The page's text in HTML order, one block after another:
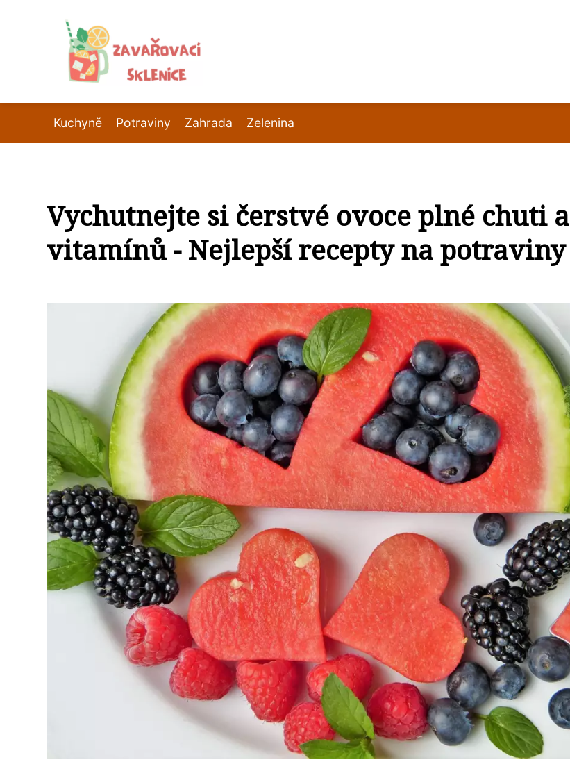
Kuchyně Potraviny Zahrada Zelenina
Vychutnejte si čerstvé ovoce plné chuti a
vitamínů - Nejlepší recepty na potraviny